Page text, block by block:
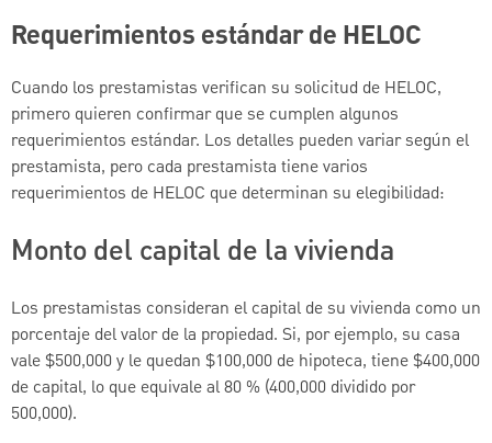
Requerimientos estándar de HELOC
Cuando los prestamistas verifican su solicitud de HELOC,
primero quieren confirmar que se cumplen algunos
requerimientos estándar. Los detalles pueden variar según el
prestamista, pero cada prestamista tiene varios
requerimientos de HELOC que determinan su elegibilidad:
Monto del capital de la vivienda
Los prestamistas consideran el capital de su vivienda como un
porcentaje del valor de la propiedad. Si, por ejemplo, su casa
vale $500,000 y le quedan $100,000 de hipoteca, tiene $400,000
de capital, lo que equivale al 80 % (400,000 dividido por
500,000).